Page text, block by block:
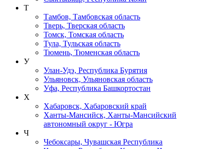
Т
Тамбов, Тамбовская область
Тверь, Тверская область
Томск, Томская область
Тула, Тульская область
Тюмень, Тюменская область
У
Улан-Удэ, Республика Бурятия
Ульяновск, Ульяновская область
Уфа, Республика Башкортостан
Х
Хабаровск, Хабаровский край
Ханты-Мансийск, Ханты-Мансийский
автономный округ - Югра
Ч
Чебоксары, Чувашская Республика